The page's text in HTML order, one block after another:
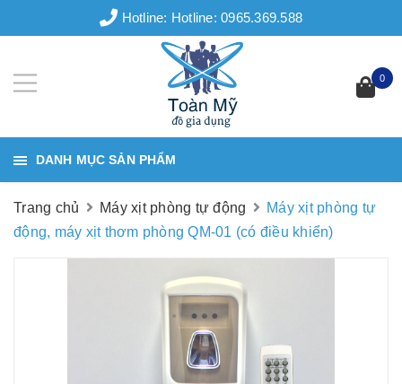
Hotline: Hotline: 0965.369.588
0
DANH MỤC SẢN PHẨM
Trang chủ Máy xịt phòng tự động
Máy xịt phòng tự
động, máy xịt thơm phòng QM-01 (có điều khiển)